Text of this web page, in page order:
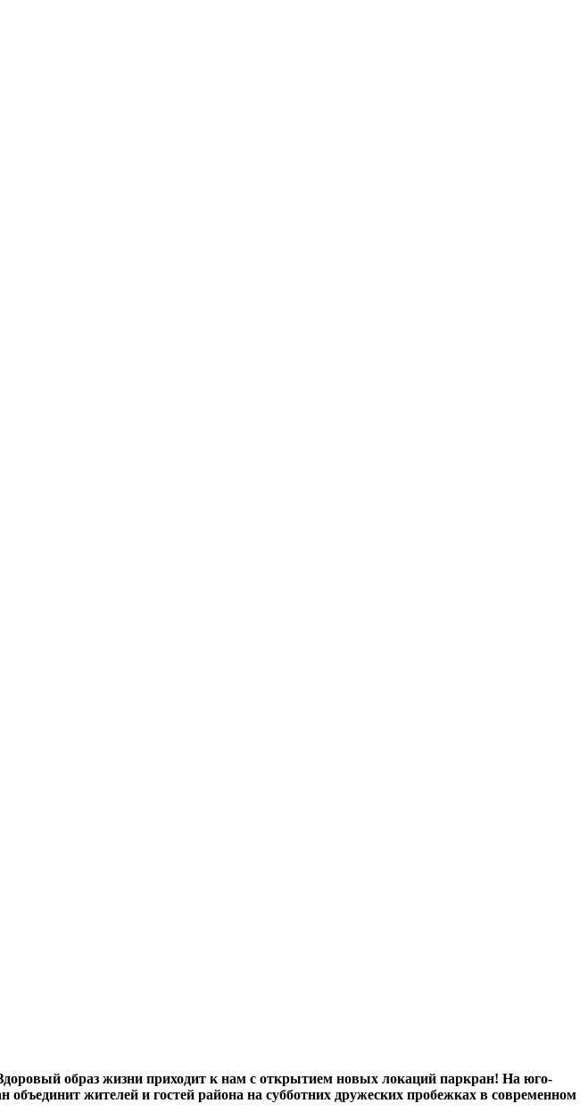
образ жизни приходит к нам с открытием новых локаций паркран! На юго-
жителей и гостей района на субботних дружеских пробежках в современном